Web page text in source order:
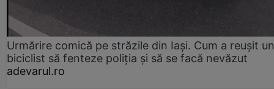
Urmărire comică pe străzile din Iași. Cum a reușit un
biciclist să fenteze poliția și să se facă nevăzut
adevarul.ro